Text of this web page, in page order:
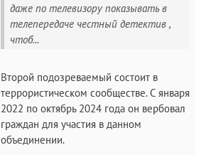
даже по телевизору показывать в
телепередаче честный детектив ,
чтоб...
Второй подозреваемый состоит в
террористическом сообществе. С января
2022 по октябрь 2024 года он вербовал
граждан для участия в данном
объединении.